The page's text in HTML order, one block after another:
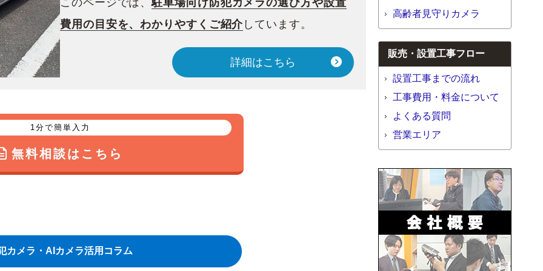
費用の目安を、わかりやすくご紹介 しています。
詳細はこちら
1分で簡単入力
無料相談はこちら
カメラ・AIカメラ活用コラム
高齢者見守りカメラ
販売・設置工事フロー
設置工事までの流れ
工事費用・料金について
よくある質問
営業エリア